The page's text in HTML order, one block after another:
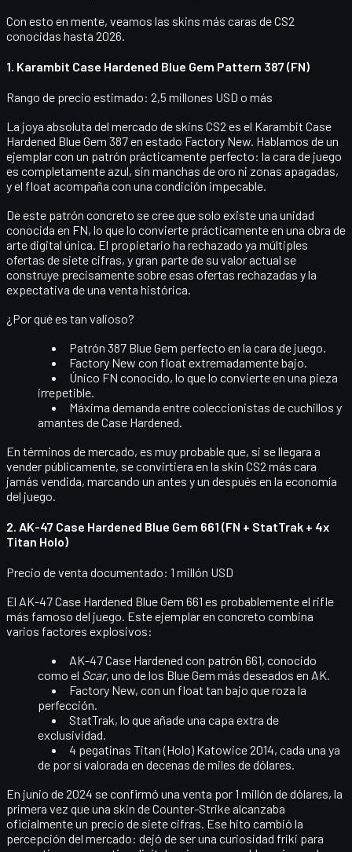
Con esto en mente, veamos las skins más caras de CS2
conocidas hasta 2026.
1. Karambit Case Hardened Blue Gem Pattern 387 (FN)
Rango de precio estimado: 2,5 millones USD o más
La joya absoluta del mercado de skins CS2 es el Karambit Case
Hardened Blue Gem 387en estado Factory New. Hablamos de un
ejemplar con un patrón prácticamente perfecto: la cara de juego
es completamente azul, sin manchas de oro ni zonas apagadas,
y el float acompaña con una condición impecable.
De este patrón concreto se cree que solo existe una unidad
conocida en FN, lo que lo convierte prácticamente en una obra de
arte digital única. El propietario ha rechazado ya múltiples
ofertas de siete cifras, y gran parte de su valor actual se
construye precisamente sobre esas ofertas rechazadas y la
expectativa de una venta histórica.
¿Por qué es tan valioso?
Patrón 387 Blue Gem perfecto en la cara de juego.
Factory New con float extremadamente bajo.
Único FN conocido, lo que lo convierte en una pieza
irrepetible.
Máxima demanda entre coleccionistas de cuchillos y
amantes de Case Hardened.
En términos de mercado, es muy probable que, si se llegara a
vender públicamente, se convirtiera en la skin CS2 más cara
jamás vendida, marcando un antes y un después en la economía
del juego.
2. AK-47 Case Hardened Blue Gem 661 (FN + StatTrak + 4x
Titan Holo)
Precio de venta documentado: 1 millón USD
El AK-47 Case Hardened Blue Gem 661 es probablemente el rifle
más famoso del juego. Este ejemplar en concreto combina
varios factores explosivos:
AK-47 Case Hardened con patrón 661, conocido
como el Scar, uno de los Blue Gem más deseados en AK.
Factory New, con un float tan bajo que roza la
perfección.
StatTrak, lo que añade una capa extra de
exclusividad.
4 pegatinas Titan (Holo) Katowice 2014, cada una ya
de por sí valorada en decenas de miles de dólares.
En junio de 2024 se confirmó una venta por1 millón de dólares, la
primera vez que una skin de Counter-Strike alcanzaba
oficialmente un precio de siete cifras. Ese hito cambió la
percepción del mercado: dejó de ser una curiosidad friki para